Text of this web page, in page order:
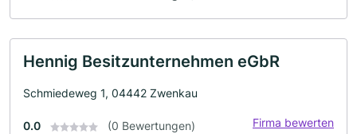
Hennig Besitzunternehmen eGbR
Schmiedeweg 1, 04442 Zwenkau
0.0 (0 Bewertungen) Firma bewerten